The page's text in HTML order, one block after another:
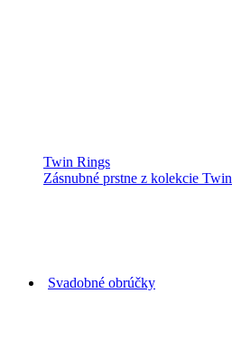
Twin Rings
Zásnubné prstne z kolekcie
Svadobné obrúčky